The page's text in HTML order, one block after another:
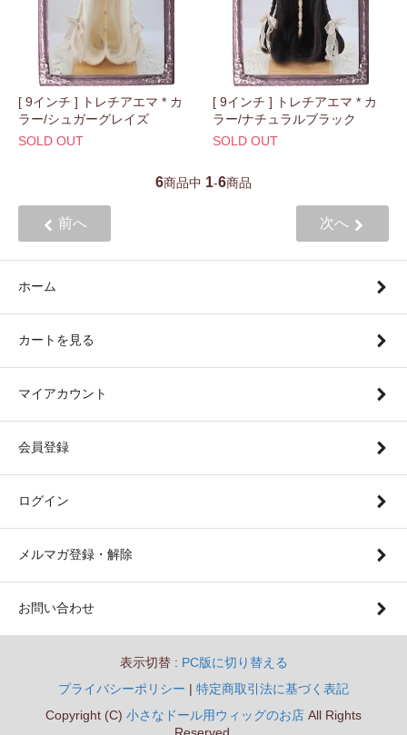
[ 9インチ ] トレチアエマ * カ
ラー/シュガーグレイズ
SOLD OUT
[ 9インチ ] トレチアエマ * カ
ラー/ナチュラルブラック
SOLD OUT
6商品中 1-6商品
前へ 次へ
ホーム
カートを見る
マイアカウント
会員登録
ログイン
メルマガ登録・解除
お問い合わせ
表示切替 : PC版に切り替える
プライバシーポリシー | 特定商取引法に基づく表記
Copyright (C) 小さなドール用ウィッグのお店 All Rights